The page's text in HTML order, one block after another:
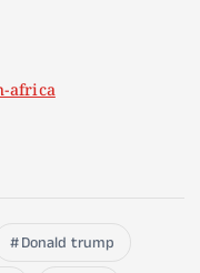
africa
Donald trump